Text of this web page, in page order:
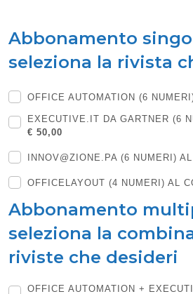
Abbonamento
seleziona la rivista
OFFICE AUTOMATION (6
EXECUTIVE.IT DA GARTNER (6
€ 50,00
INNOV@ZIONE.PA (6 NUMERI)
OFFICELAYOUT (4 NUMERI) AL
Abbonamento
seleziona la
riviste che desideri
OFFICE AUTOMATION +